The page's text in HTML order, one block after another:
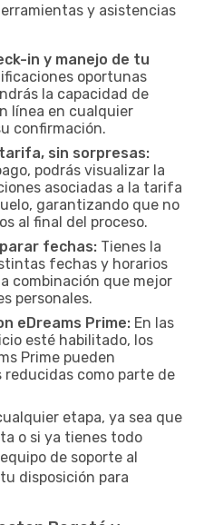
y asistencias
in y manejo de tu
oportunas
la capacidad de
línea en cualquier
confirmación.
sin sorpresas:
podrás visualizar la
asociadas a la tarifa
garantizando que no
al final del proceso.
fechas: Tienes la
fechas y horarios
combinación que mejor
personales.
eDreams Prime: En las
esté habilitado, los
Prime pueden
como parte de
etapa, ya sea que
o si ya tienes todo
de soporte al
disposición para